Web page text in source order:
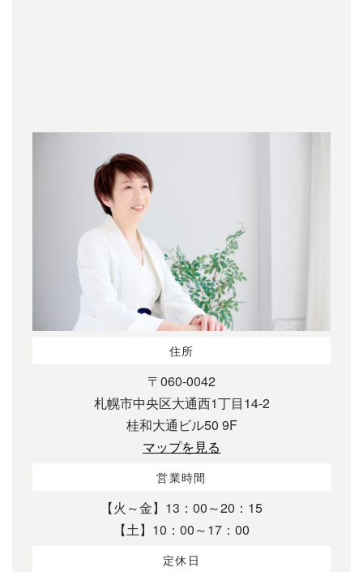
住所
〒060-0042
札幌市中央区大通西1丁目14-2
桂和大通ビル50 9F
マップを見る
営業時間
【火～金】13：00～20：15
【土】10：00～17：00
定休日